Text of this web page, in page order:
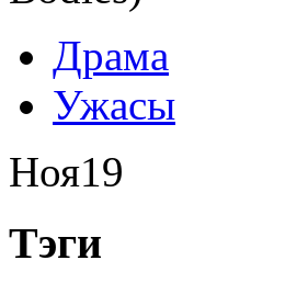
Драма
Ужасы
Ноя19
Тэги